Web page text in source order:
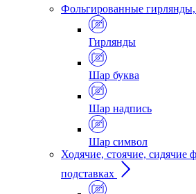
Фольгированные
Гирлянды
Шар буква
Шар надпись
Шар символ
Ходячие, стоячие, сидячие
подставках